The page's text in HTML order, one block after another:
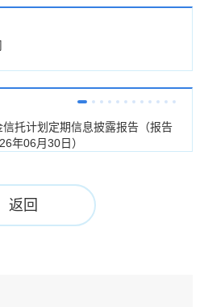
托计划定期信息披露报告（报告
年06月30日）
返回